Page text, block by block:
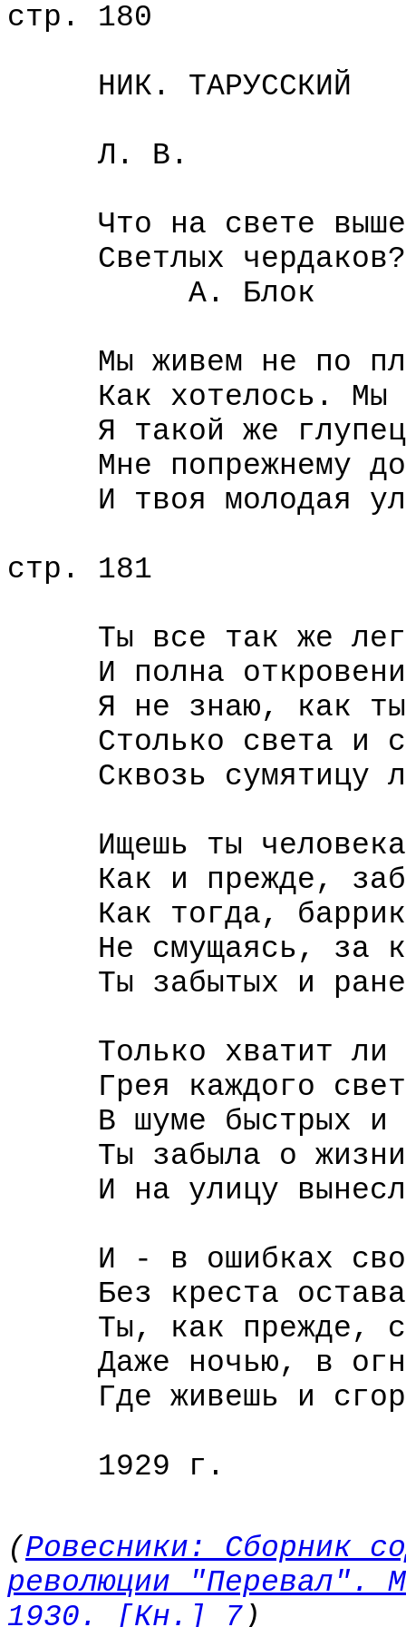
стр. 180
НИК. ТАРУССКИЙ
Л. В.
Что на свете выше
Светлых чердаков?
А. Блок
Мы живем не по
Как хотелось. Мы
Я такой же глупец
Мне попрежнему
И твоя молодая
стр. 181
Ты все так же
И полна
Я не знаю, как ты
Столько света и
Сквозь сумятицу
Ищешь ты человека
Как и прежде,
Как тогда,
Не смущаясь, за
Ты забытых и
Только хватит ли
Грея каждого
В шуме быстрых и
Ты забыла о жизни
И на улицу
И - в ошибках
Без креста
Ты, как прежде,
Даже ночью, в
Где живешь и
1929 г.
(Ровесники: Сборник
революции
1930. [Кн.] 7)